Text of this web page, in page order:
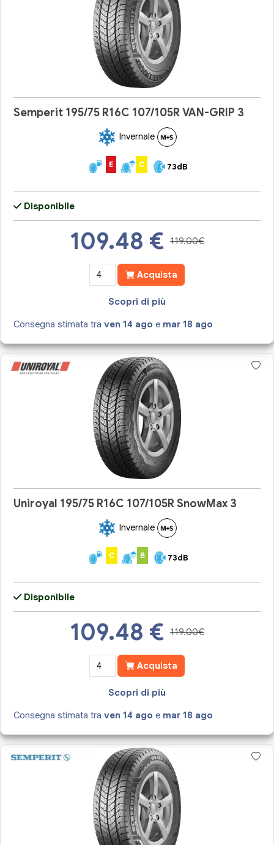
Semperit 195/75 R16C 107/105R VAN-GRIP 3
Invernale
E C 73dB
Disponibile
109.48 € 119.00€
Acquista
Scopri di più
Consegna stimata traven 14 ago e mar 18 ago
Uniroyal 195/75 R16C 107/105R SnowMax 3
Invernale
C B 73dB
Disponibile
109.48 € 119.00€
Acquista
Scopri di più
Consegna stimata traven 14 ago e mar 18 ago